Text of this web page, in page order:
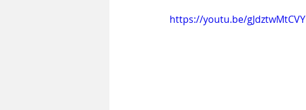
https://youtu.be/gJdztwMtCVY